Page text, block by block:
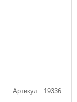
Артикул: 19336